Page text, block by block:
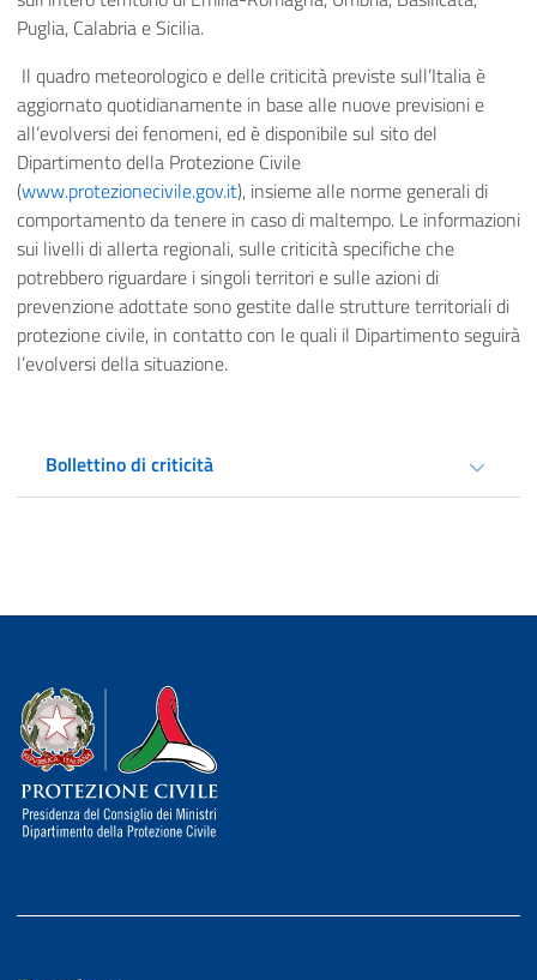
Puglia, Calabria e Sicilia.
Il quadro meteorologico e delle criticità previste sull’Italia è
aggiornato quotidianamente in base alle nuove previsioni e
all’evolversi dei fenomeni, ed è disponibile sul sito del
Dipartimento della Protezione Civile
(www.protezionecivile.gov.it), insieme alle norme generali di
comportamento da tenere in caso di maltempo. Le informazioni
sui livelli di allerta regionali, sulle criticità specifiche che
potrebbero riguardare i singoli territori e sulle azioni di
prevenzione adottate sono gestite dalle strutture territoriali di
protezione civile, in contatto con le quali il Dipartimento seguirà
l’evolversi della situazione.
Bollettino di criticità
Dipartimento della Protezione Civile